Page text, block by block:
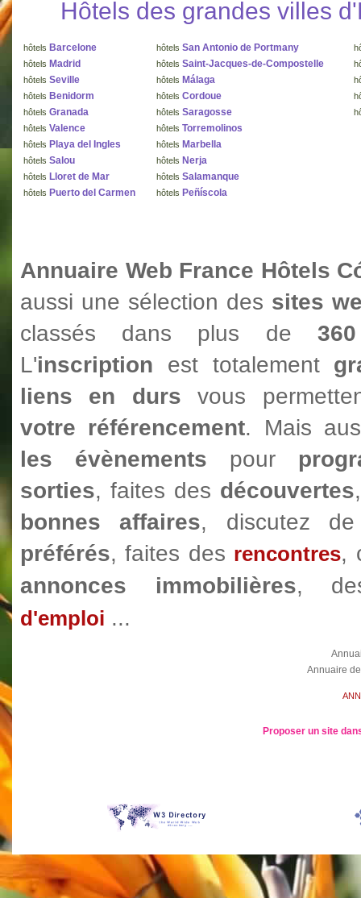
Hôtels des grandes villes
hôtels Barcelone
hôtels Madrid
hôtels Seville
hôtels Benidorm
hôtels Granada
hôtels Valence
hôtels Playa del Ingles
hôtels Salou
hôtels Lloret de Mar
hôtels Puerto del Carmen
hôtels San Antonio de Portmany
hôtels Saint-Jacques-de-Compostelle
hôtels Málaga
hôtels Cordoue
hôtels Saragosse
hôtels Torremolinos
hôtels Marbella
hôtels Nerja
hôtels Salamanque
hôtels Peñíscola
Annuaire Web France Hôtels
aussi une sélection des sites
classés dans plus de 360
L'inscription est totalement
liens en dursvous
votre référencement. Mais
les évènements pour
sorties, faites des découvertes
bonnes affaires, discutez
préférés, faites des rencontres,
annonces immobilières,
d'emploi ...
Annuaire
Proposer un site